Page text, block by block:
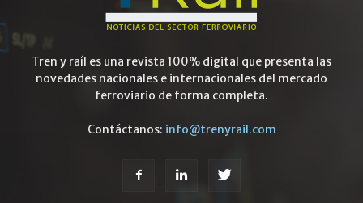
Tren y raíl es una revista 100% digital que presenta las
novedades nacionales e internacionales del mercado
ferroviario de forma completa.
Contáctanos: info@trenyrail.com